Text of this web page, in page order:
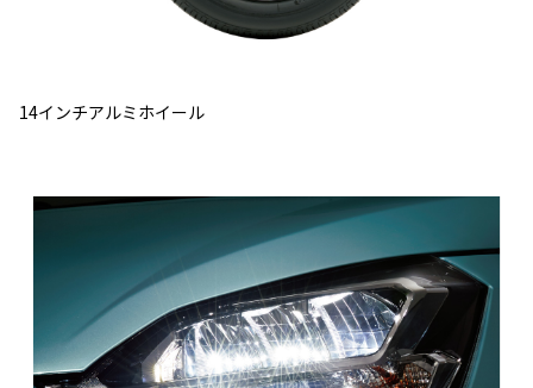
14インチアルミホイール